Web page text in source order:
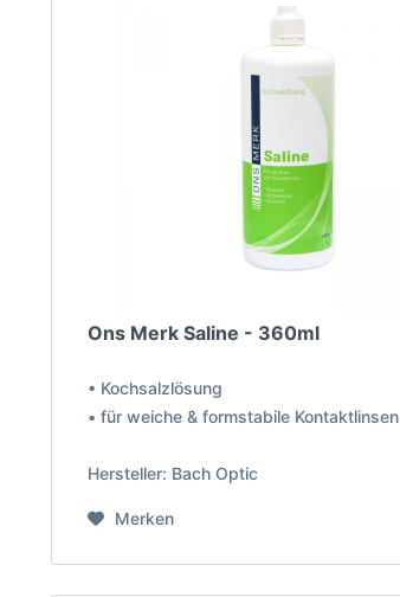
Ons Merk Saline - 360ml
• Kochsalzlösung
• für weiche & formstabile Kontaktlinsen
Hersteller: Bach Optic
Merken